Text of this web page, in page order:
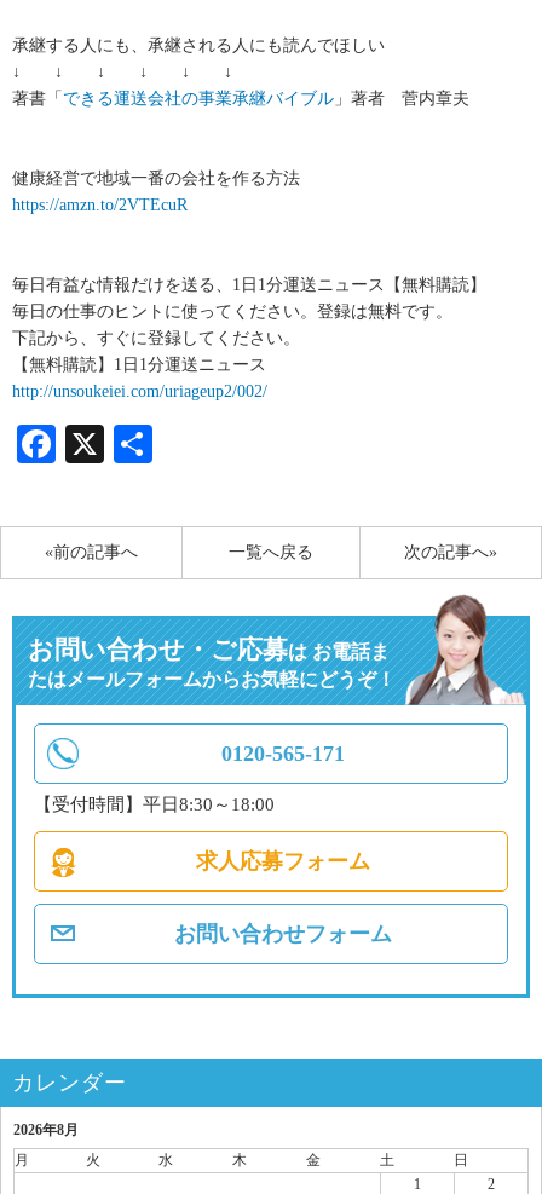
承継する人にも、承継される人にも読んでほしい
↓ ↓ ↓ ↓ ↓ ↓
著書「 できる運送会社の事業承継バイブル 」著者 菅内章夫
健康経営で地域一番の会社を作る方法
https://amzn.to/2VTEcuR
毎日有益な情報だけを送る、1日1分運送ニュース【無料購読】
毎日の仕事のヒントに使ってください。登録は無料です。
下記から、すぐに登録してください。
【無料購読】1日1分運送ニュース
http://unsoukeiei.com/uriageup2/002/
Facebook
X
«前の記事へ 次の記事へ»
一覧へ戻る
お問い合わせ・ご応募はお電話ま
たはメールフォームからお気軽にどうぞ！
0120-565-171
【受付時間】平日8:30～18:00
求人応募フォーム
お問い合わせフォーム
カレンダー
2026年8月
月
火 水 木 金 土
日
1
2